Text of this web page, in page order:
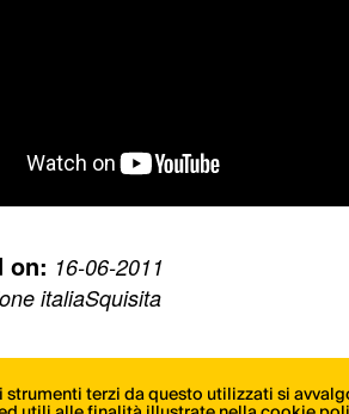
on: 16-06-2011
italiaSquisita
terzi da questo utilizzati si